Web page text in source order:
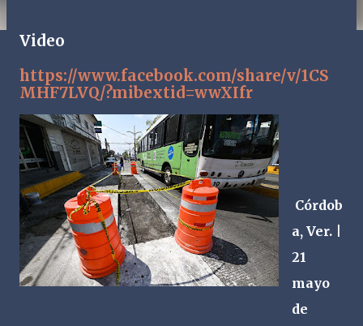
Video
https://www.facebook.com/share/v/1CS
MHF7LVQ/?mibextid=wwXIfr
Córdob
a, Ver. |
21
mayo
de